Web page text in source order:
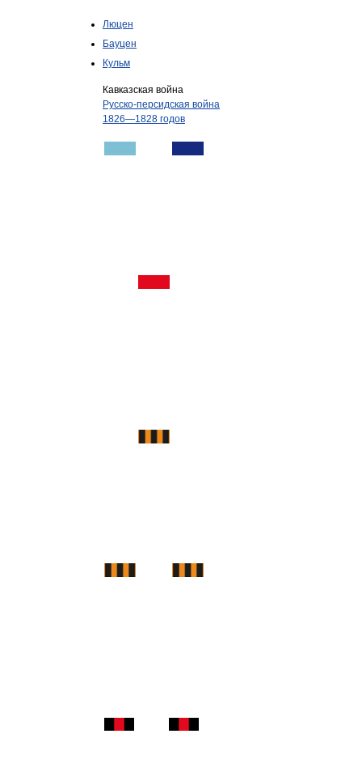
Люцен
Бауцен
Кульм
Кавказская война
Русско-персидская война
1826—1828 годов